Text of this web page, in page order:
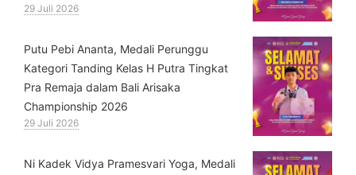
29 Juli 2026
Putu Pebi Ananta, Medali Perunggu
Kategori Tanding Kelas H Putra Tingkat
Pra Remaja dalam Bali Arisaka
Championship 2026
29 Juli 2026
⁠Ni Kadek Vidya Pramesvari Yoga, Medali